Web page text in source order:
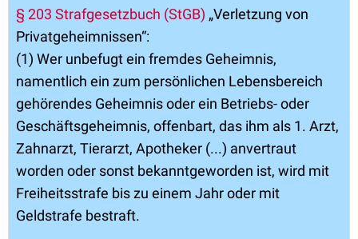
§ 203 Strafgesetzbuch (StGB) „Verletzung von
Privatgeheimnissen“:
(1) Wer unbefugt ein fremdes Geheimnis,
namentlich ein zum persönlichen Lebensbereich
gehörendes Geheimnis oder ein Betriebs- oder
Geschäftsgeheimnis, offenbart, das ihm als 1. Arzt,
Zahnarzt, Tierarzt, Apotheker (...) anvertraut
worden oder sonst bekanntgeworden ist, wird mit
Freiheitsstrafe bis zu einem Jahr oder mit
Geldstrafe bestraft.